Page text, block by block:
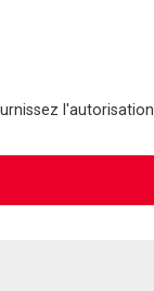
l'autorisation